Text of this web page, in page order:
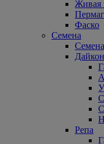
Живая
Фаско
Семена
Дайкон
Репа